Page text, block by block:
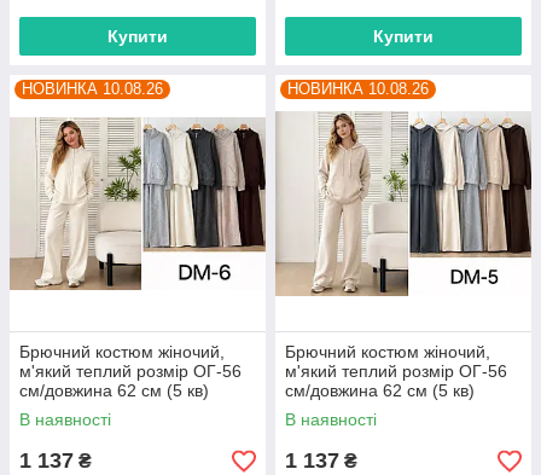
Купити Купити
НОВИНКА 10.08.26
Брючний костюм жіночий,
м'який теплий розмір OГ-56
см/довжина 62 см (5 кв)
"BETSY" недорого від
прямого постачальника
В наявності
1 137 ₴
НОВИНКА 10.08.26
Брючний костюм жіночий,
м'який теплий розмір OГ-56
см/довжина 62 см (5 кв)
"BETSY" недорого від
прямого постачальника
В наявності
1 137 ₴